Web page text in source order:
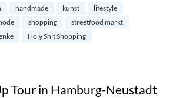
handmade kunst
lifestyle
shopping
streetfood markt
Holy Shit Shopping
Tour in Hamburg-Neustadt